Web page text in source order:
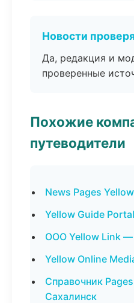
Новости
Да, редакция и
проверенные
Похожие
путеводители
News Pages
Yellow Guide
ООО Yellow Link —
Yellow Online
Справочник
Сахалинск